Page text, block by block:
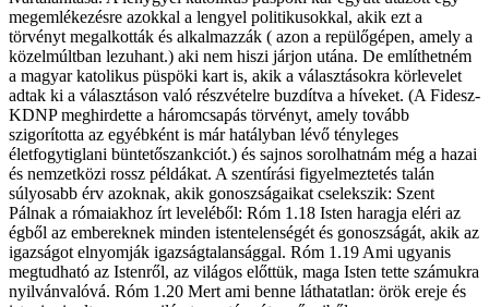
megemlékezésre azokkal a lengyel politikusokkal, akik ezt a
törvényt megalkották és alkalmazzák ( azon a repülőgépen, amely a
közelmúltban lezuhant.) aki nem hiszi járjon utána. De említhetném
a magyar katolikus püspöki kart is, akik a választásokra körlevelet
adtak ki a választáson való részvételre buzdítva a híveket. (A Fidesz-
KDNP meghirdette a háromcsapás törvényt, amely tovább
szigorította az egyébként is már hatályban lévő tényleges
életfogytiglani büntetőszankciót.) és sajnos sorolhatnám még a hazai
és nemzetközi rossz példákat. A szentírási figyelmeztetés talán
súlyosabb érv azoknak, akik gonoszságaikat cselekszik: Szent
Pálnak a rómaiakhoz írt leveléből: Róm 1.18 Isten haragja eléri az
égből az embereknek minden istentelenségét és gonoszságát, akik az
igazságot elnyomják igazságtalansággal. Róm 1.19 Ami ugyanis
megtudható az Istenről, az világos előttük, maga Isten tette számukra
nyilvánvalóvá. Róm 1.20 Mert ami benne láthatatlan: örök ereje és